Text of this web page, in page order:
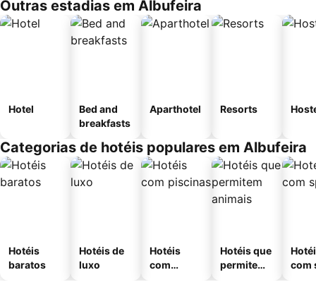
Outras estadias em Albufeira
Hotel
Bed and
breakfasts
Aparthotel Resorts
Categorias de hotéis populares em Albufeira
Hotéis
baratos
Hotéis de
luxo
Hotéis
com
Hotéis que
permitem
com